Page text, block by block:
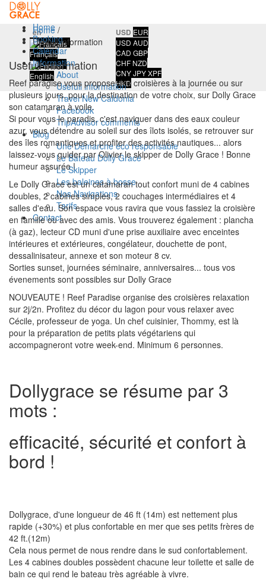
en
Français
English
USD EUR
USD AUD
CAD GBP
CHF NZD
CNYJPYXPF
HKD
Home
Booking
Calendar
Information
About
Usefull information
Travel New Caldonia
Facebook
TripAdvisor comments
Blog
Une Démarche éco responsable
Le Bateau Dolly Grace
Le Skipper
Les baleines à bosse
Nos Navigations
Tarifs
Contact
Home /
Usefull information
Usefull information
Reef paradise vous propose des croisières à la journée ou sur
plusieurs jours, pour la destination de votre choix, sur Dolly Grace
son catamaran à voile.
Si pour vous le paradis, c'est naviguer dans des eaux couleur
azur, vous détendre au soleil sur des îlots isolés, se retrouver sur
des îles romantiques et profiter des activités nautiques... alors
laissez-vous guider par Olivier le skipper de Dolly Grace ! Bonne
humeur assurée !
Le Dolly Grace est un catamaran tout confort muni de 4 cabines
doubles, 2 cabines simples, 2 couchages intermédiaires et 4
salles d'eau. Son espace vous ravira que vous fassiez la croisière
en famille ou avec des amis. Vous trouverez également : plancha
(à gaz), lecteur CD muni d'une prise auxiliaire avec enceintes
intérieures et extérieures, congélateur, douchette de pont,
dessalinisateur, annexe et son moteur 8 cv.
Sorties sunset, journées séminaire, anniversaires... tous vos
évenements sont possibles sur Dolly Grace
NOUVEAUTE ! Reef Paradise organise des croisières relaxation
sur 2j/2n. Profitez du décor du lagon pour vous relaxer avec
Cécile, professeur de yoga. Un chef cuisinier, Thommy, est là
pour la préparation de petits plats végétariens qui
accompagneront votre week-end. Minimum 6 personnes.
Dollygrace se résume par 3
mots :
efficacité, sécurité et confort à
bord !
Dollygrace, d'une longueur de 46 ft (14m) est nettement plus
rapide (+30%) et plus confortable en mer que ses petits frères de
42 ft.(12m)
Cela nous permet de nous rendre dans le sud confortablement.
Les 4 cabines doubles possèdent chacune leur toilette et salle de
bain ce qui rend le bateau très agréable à vivre.